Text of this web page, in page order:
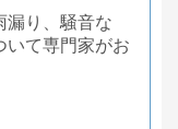
漏り、騒音な
て専門家がお